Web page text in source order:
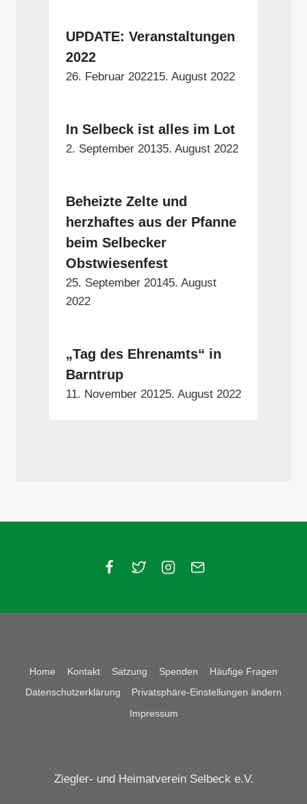
UPDATE: Veranstaltungen
2022
26. Februar 202215. August 2022
In Selbeck ist alles im Lot
2. September 20135. August 2022
Beheizte Zelte und
herzhaftes aus der Pfanne
beim Selbecker
Obstwiesenfest
25. September 20145. August
2022
„Tag des Ehrenamts“ in
Barntrup
11. November 20125. August 2022
Home Kontakt Satzung Spenden
Häufige Fragen
Datenschutzerklärung
Privatsphäre-Einstellungen ändern
Impressum
Ziegler- und Heimatverein Selbeck e.V.